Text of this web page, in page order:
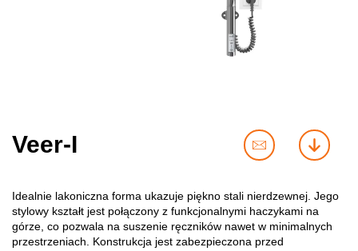
Veer-I
contact
Idealnie lakoniczna forma ukazuje piękno stali nierdzewnej. Jego
stylowy kształt jest połączony z funkcjonalnymi haczykami na
górze, co pozwala na suszenie ręczników nawet w minimalnych
przestrzeniach. Konstrukcja jest zabezpieczona przed